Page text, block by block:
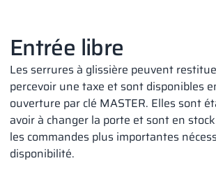
Entrée libre
Les serrures à glissière peuvent
percevoir une taxe et sont disponibles
ouverture par clé MASTER. Elles sont
avoir à changer la porte et sont en
les commandes plus importantes
disponibilité.